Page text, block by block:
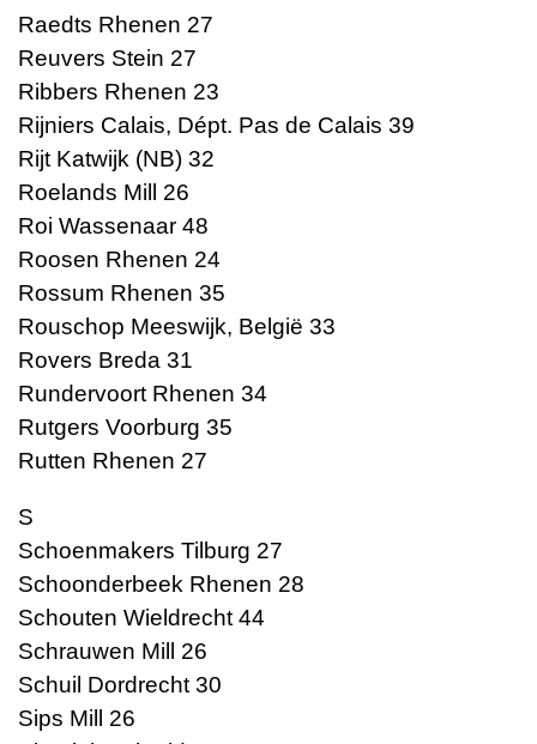
Raedts Rhenen 27
Reuvers Stein 27
Ribbers Rhenen 23
Rijniers Calais, Dépt. Pas de Calais 39
Rijt Katwijk (NB) 32
Roelands Mill 26
Roi Wassenaar 48
Roosen Rhenen 24
Rossum Rhenen 35
Rouschop Meeswijk, België 33
Rovers Breda 31
Rundervoort Rhenen 34
Rutgers Voorburg 35
Rutten Rhenen 27
S
Schoenmakers Tilburg 27
Schoonderbeek Rhenen 28
Schouten Wieldrecht 44
Schrauwen Mill 26
Schuil Dordrecht 30
Sips Mill 26